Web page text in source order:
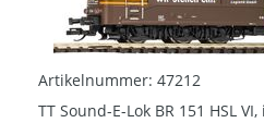
Artikelnummer: 47212
TT Sound-E-Lok BR 151 HSL